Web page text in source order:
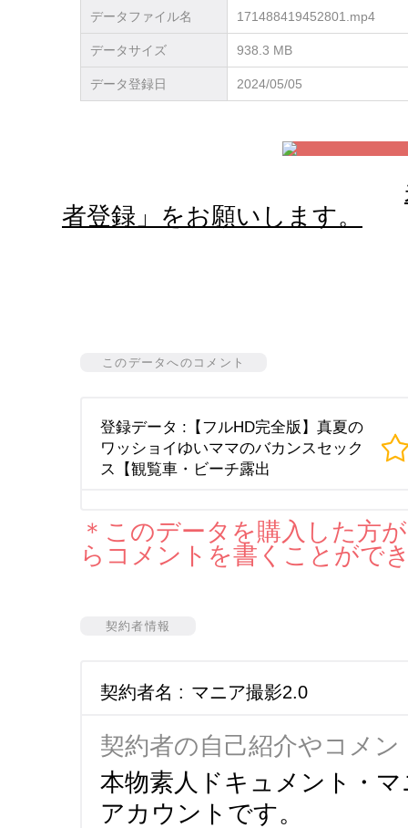
データファイル名 171488419452801.mp4
データサイズ 938.3 MB
データ登録日 2024/05/05
者登録」をお願いします。
このデータへのコメント
登録データ :【フルHD完全版】真夏の
ワッショイゆいママのバカンスセック
ス【観覧車・ビーチ露出
＊このデータを購入した方
らコメントを書くことがで
契約者情報
契約者名 : マニア撮影2.0
契約者の自己紹介やコメン
本物素人ドキュメント・
アカウントです。